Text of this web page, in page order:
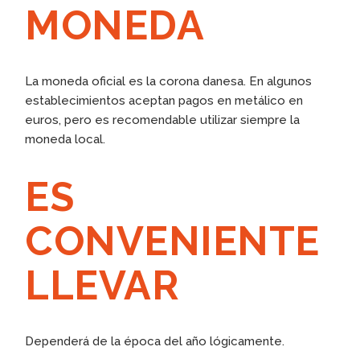
MONEDA
La moneda oficial es la corona danesa. En algunos
establecimientos aceptan pagos en metálico en
euros, pero es recomendable utilizar siempre la
moneda local.
ES
CONVENIENTE
LLEVAR
Dependerá de la época del año lógicamente.